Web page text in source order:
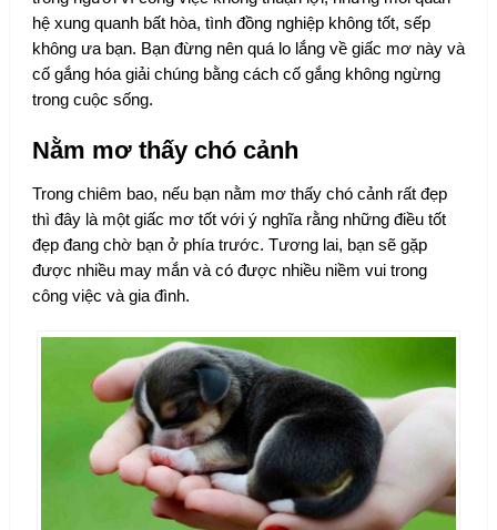
hệ xung quanh bất hòa, tình đồng nghiệp không tốt, sếp
không ưa bạn. Bạn đừng nên quá lo lắng về giấc mơ này và
cố gắng hóa giải chúng bằng cách cố gắng không ngừng
trong cuộc sống.
Nằm mơ thấy chó cảnh
Trong chiêm bao, nếu bạn nằm mơ thấy chó cảnh rất đẹp
thì đây là một giấc mơ tốt với ý nghĩa rằng những điều tốt
đẹp đang chờ bạn ở phía trước. Tương lai, bạn sẽ gặp
được nhiều may mắn và có được nhiều niềm vui trong
công việc và gia đình.